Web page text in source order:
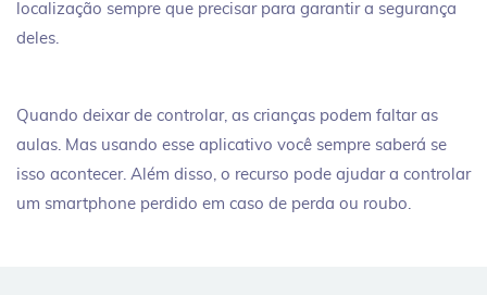
localização sempre que precisar para garantir a segurança
deles.
Quando deixar de controlar, as crianças podem faltar as
aulas. Mas usando esse aplicativo você sempre saberá se
isso acontecer. Além disso, o recurso pode ajudar a controlar
um smartphone perdido em caso de perda ou roubo.